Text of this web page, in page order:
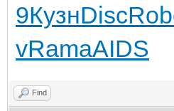
9КузнDisc
vRamaAIDS
Find